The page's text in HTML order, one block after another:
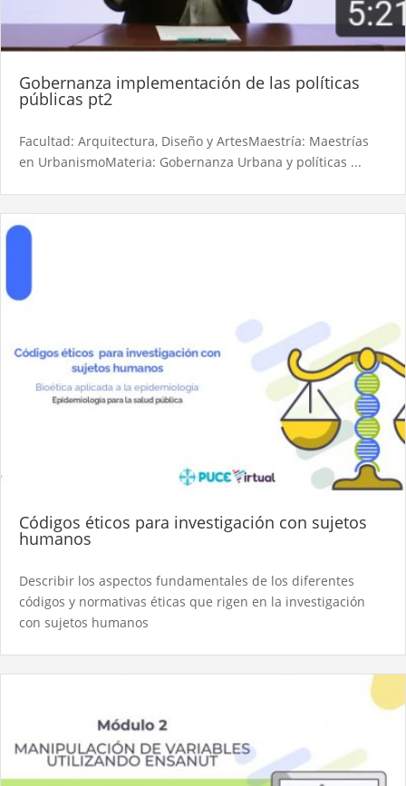
Gobernanza implementación de las políticas
públicas pt2
Facultad: Arquitectura, Diseño y ArtesMaestría: Maestrías
en UrbanismoMateria: Gobernanza Urbana y políticas ...
Códigos éticos para investigación con sujetos
humanos
Describir los aspectos fundamentales de los diferentes
códigos y normativas éticas que rigen en la investigación
con sujetos humanos